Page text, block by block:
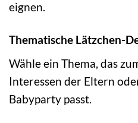
eignen.
Thematische Lätzchen-
Wähle ein Thema, das
Interessen der Eltern
Babyparty passt.